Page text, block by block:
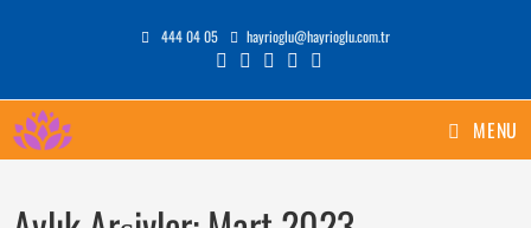
444 04 05 hayrioglu@hayrioglu.com.tr
MENU